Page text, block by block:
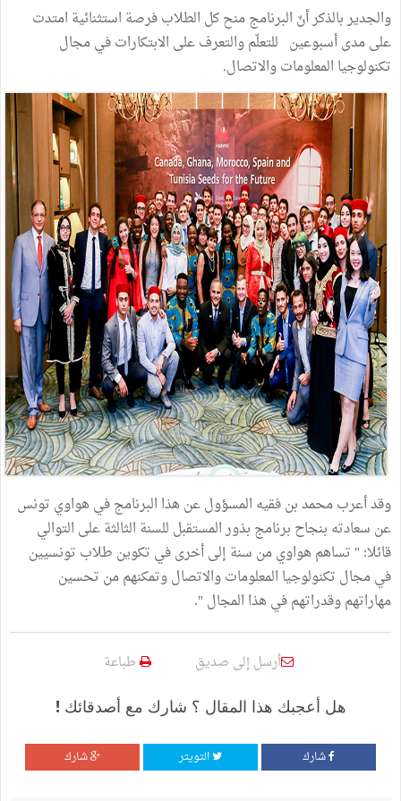
والجدير بالذكر أنّ البرنامج منح كل الطلاب فرصة استثنائية امتدت
على مدى أسبوعين للتعلّم والتعرف على الابتكارات في مجال
تكنولوجيا المعلومات والاتصال.
وقد أعرب محمد بن فقيه المسؤول عن هذا البرنامج في هواوي تونس
عن سعادته بنجاح برنامج بذور المستقبل للسنة الثالثة على التوالي
قائلا: " تساهم هواوي من سنة إلى أخرى في تكوين طلاب تونسيين
في مجال تكنولوجيا المعلومات والاتصال وتمكنهم من تحسين
مهاراتهم وقدراتهم في هذا المجال ".
أرسل إلى صديق طباعة
هل أعجبك هذا المقال ؟ شارك مع أصدقائك !
شارك التويتر شارك